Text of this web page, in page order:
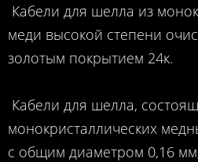
Кабели для шелла из
меди высокой степени
золотым покрытием 24к.
Кабели для шелла,
монокристаллических
с общим диаметром 0,16